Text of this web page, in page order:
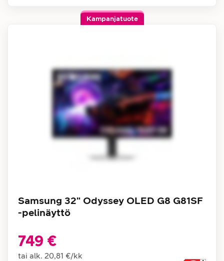
Kampanjatuote
Samsung 32" Odyssey OLED G8 G81SF
-pelinäyttö
749 €
tai alk. 20,81 €/kk